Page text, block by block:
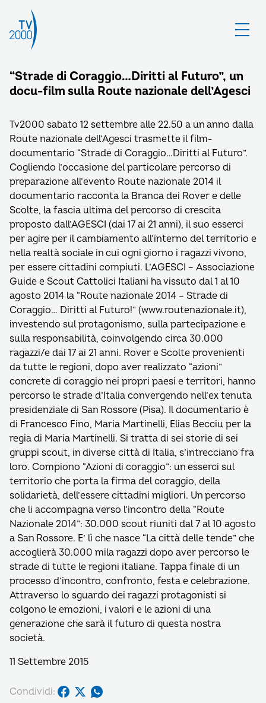
“Strade di Coraggio…Diritti al Futuro”, un
docu-film sulla Route nazionale dell’Agesci
Tv2000 sabato 12 settembre alle 22.50 a un anno dalla
Route nazionale dell’Agesci trasmette il film-
documentario “Strade di Coraggio…Diritti al Futuro”.
Cogliendo l’occasione del particolare percorso di
preparazione all’evento Route nazionale 2014 il
documentario racconta la Branca dei Rover e delle
Scolte, la fascia ultima del percorso di crescita
proposto dall’AGESCI (dai 17 ai 21 anni), il suo esserci
per agire per il cambiamento all’interno del territorio e
nella realtà sociale in cui ogni giorno i ragazzi vivono,
per essere cittadini compiuti. L’AGESCI – Associazione
Guide e Scout Cattolici Italiani ha vissuto dal 1 al 10
agosto 2014 la “Route nazionale 2014 – Strade di
Coraggio… Diritti al Futuro!” (www.routenazionale.it),
investendo sul protagonismo, sulla partecipazione e
sulla responsabilità, coinvolgendo circa 30.000
ragazzi/e dai 17 ai 21 anni. Rover e Scolte provenienti
da tutte le regioni, dopo aver realizzato “azioni”
concrete di coraggio nei propri paesi e territori, hanno
percorso le strade d’Italia convergendo nell’ex tenuta
presidenziale di San Rossore (Pisa). Il documentario è
di Francesco Fino, Maria Martinelli, Elias Becciu per la
regia di Maria Martinelli. Si tratta di sei storie di sei
gruppi scout, in diverse città di Italia, s’intrecciano fra
loro. Compiono “Azioni di coraggio”: un esserci sul
territorio che porta la firma del coraggio, della
solidarietà, dell’essere cittadini migliori. Un percorso
che li accompagna verso l’incontro della “Route
Nazionale 2014”: 30.000 scout riuniti dal 7 al 10 agosto
a San Rossore. E’ lì che nasce “La città delle tende” che
accoglierà 30.000 mila ragazzi dopo aver percorso le
strade di tutte le regioni italiane. Tappa finale di un
processo d’incontro, confronto, festa e celebrazione.
Attraverso lo sguardo dei ragazzi protagonisti si
colgono le emozioni, i valori e le azioni di una
generazione che sarà il futuro di questa nostra
società.
11 Settembre 2015
Condividi: